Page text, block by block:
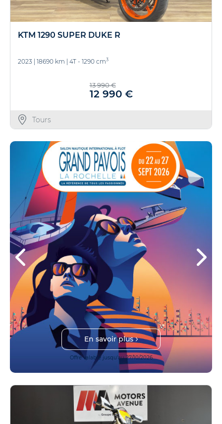
KTM 1290 SUPER DUKE R
2023 | 18690 km | 4T - 1290 cm3
13 990 €
12 990 €
Tours
En savoir plus
Offre valable jusqu'au 27/10/2026